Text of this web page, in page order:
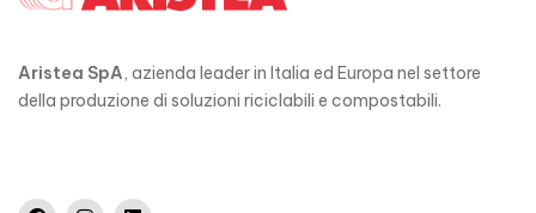
Aristea SpA, azienda leader in Italia ed Europa nel settore
della produzione di soluzioni riciclabili e compostabili.